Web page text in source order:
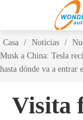
Casa / Noticias /
Musk a China: Tesla
hasta dónde va a entrar
Visita